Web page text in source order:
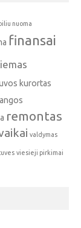
nuoma
finansai
kurortas
remontas
valdymas
viesieji pirkimai